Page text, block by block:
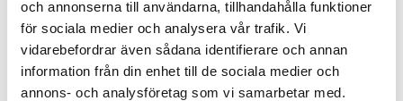
och annonserna till användarna, tillhandahålla funktioner
för sociala medier och analysera vår trafik. Vi
vidarebefordrar även sådana identifierare och annan
information från din enhet till de sociala medier och
annons- och analysföretag som vi samarbetar med.
420.00 kr –5,110.00 krPrisintervall:
420.00 kr
till
5,110.00 kr
LÄS MER